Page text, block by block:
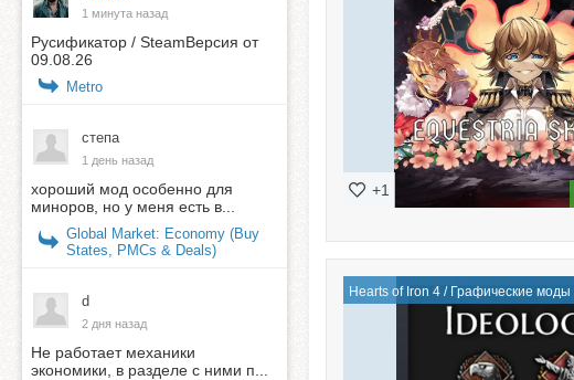
+1
Hearts of Iron 4 / Графические моды
1 минута назад
Русификатор / SteamВерсия от
09.08.26
Metro
степа
1 день назад
хороший мод особенно для
миноров, но у меня есть в...
Global Market: Economy (Buy
States, PMCs & Deals)
d
2 дня назад
Не работает механики
экономики, в разделе с ними п...